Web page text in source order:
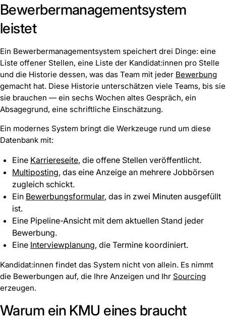
Bewerbermanagementsystem
leistet
Ein Bewerbermanagementsystem speichert drei Dinge: eine
Liste offener Stellen, eine Liste der Kandidat:innen pro Stelle
und die Historie dessen, was das Team mit jeder Bewerbung
gemacht hat. Diese Historie unterschätzen viele Teams, bis sie
sie brauchen — ein sechs Wochen altes Gespräch, ein
Absagegrund, eine schriftliche Einschätzung.
Ein modernes System bringt die Werkzeuge rund um diese
Datenbank mit:
Eine Karriereseite, die offene Stellen veröffentlicht.
Multiposting, das eine Anzeige an mehrere Jobbörsen
zugleich schickt.
Ein Bewerbungsformular, das in zwei Minuten ausgefüllt
ist.
Eine Pipeline-Ansicht mit dem aktuellen Stand jeder
Bewerbung.
Eine Interviewplanung, die Termine koordiniert.
Kandidat:innen findet das System nicht von allein. Es nimmt
die Bewerbungen auf, die Ihre Anzeigen und Ihr Sourcing
erzeugen.
Warum ein KMU eines braucht